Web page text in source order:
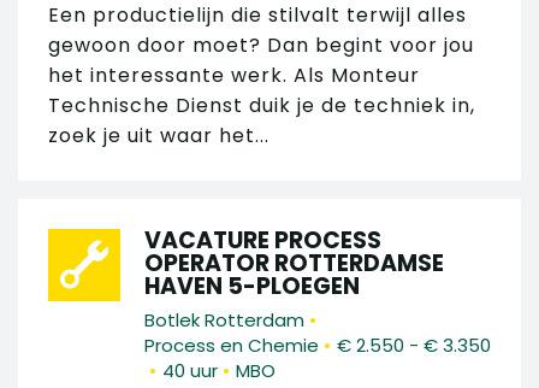
Een productielijn die stilvalt terwijl alles
gewoon door moet? Dan begint voor jou
het interessante werk. Als Monteur
Technische Dienst duik je de techniek in,
zoek je uit waar het...
VACATURE PROCESS
OPERATOR ROTTERDAMSE
HAVEN 5-PLOEGEN
Botlek Rotterdam •
Process en Chemie • € 2.550 - € 3.350
• 40 uur • MBO